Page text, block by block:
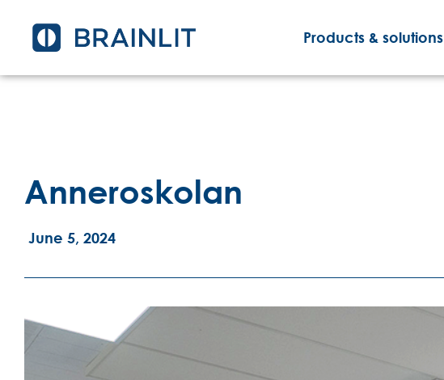
Products & solutions
Anneroskolan
June 5, 2024